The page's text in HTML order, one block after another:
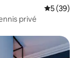
Note
5 (39)
privé